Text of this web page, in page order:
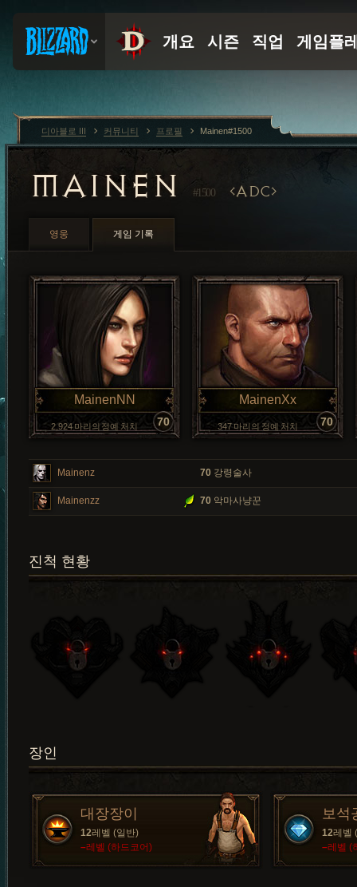
MAINEN #1500 ADC
영웅 게임 기록
MainenNN
2,924 마리의 정예 처치 70
MainenXx
347 마리의 정예 처치 70
Mainenz 70 강령술사
Mainenzz 70 악마사냥꾼
진척 현황
장인
대장장이
12레벨 (일반)
–레벨 (하드코어)
보석
12레벨
–레벨 (
디아블로 III 커뮤니티 프로필 Mainen#1500